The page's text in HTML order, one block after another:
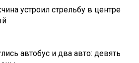
устроил стрельбу в центре
автобус и два авто: девять